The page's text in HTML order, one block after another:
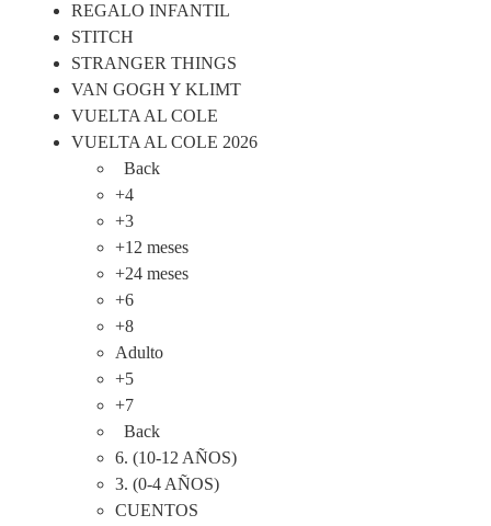
REGALO INFANTIL
STITCH
STRANGER THINGS
VAN GOGH Y KLIMT
VUELTA AL COLE
VUELTA AL COLE 2026
Back
+4
+3
+12 meses
+24 meses
+6
+8
Adulto
+5
+7
Back
6. (10-12 AÑOS)
3. (0-4 AÑOS)
CUENTOS